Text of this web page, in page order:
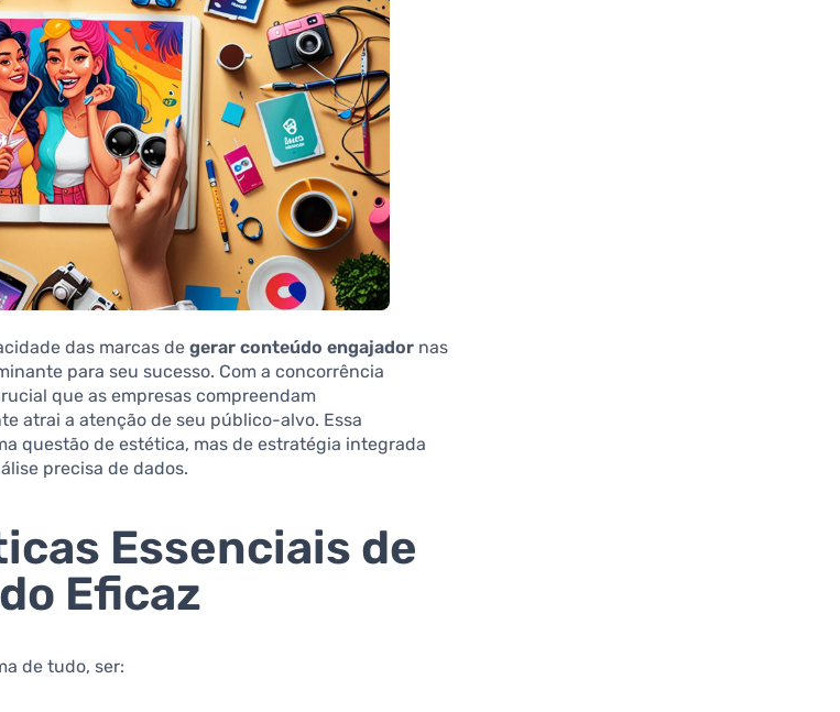
das marcas degerar conteúdo engajador nas
para seu sucesso. Com a concorrência
que as empresas compreendam
atrai a atenção de seu público-alvo. Essa
questão de estética, mas de estratégia integrada
precisa de dados.
Essenciais de
Eficaz
de tudo, ser: